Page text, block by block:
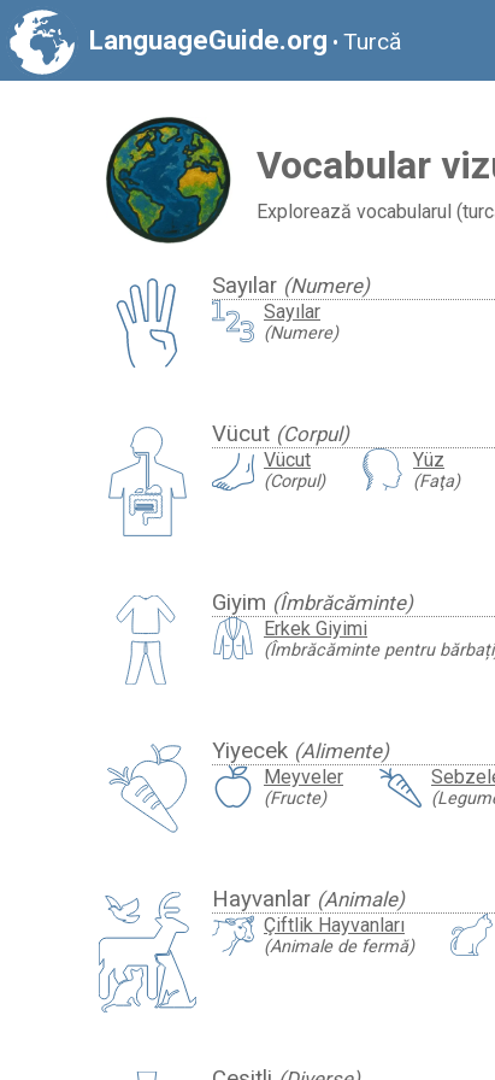
LanguageGuide.org • Turcă
Vocabular
Explorează vocabularul
Sayılar (Numere)
Sayılar
(Numere)
Vücut (Corpul)
Vücut
(Corpul)
Yüz
(Faţa)
Giyim (Îmbrăcăminte)
Erkek Giyimi
(Îmbrăcăminte pentru
Yiyecek (Alimente)
Meyveler
(Fructe)
Hayvanlar (Animale)
Çiftlik Hayvanları
(Animale de fermă)